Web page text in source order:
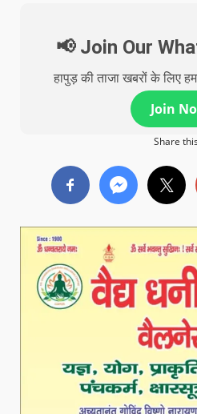
📢 Join Our
हापुड़ की ताजा खबरों के लिए
Join
Share